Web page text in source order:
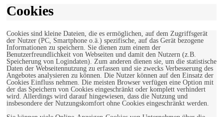
Cookies
Cookies sind kleine Dateien, die es ermöglichen, auf dem Zugriffsgerät
der Nutzer (PC, Smartphone o.ä.) spezifische, auf das Gerät bezogene
Informationen zu speichern. Sie dienen zum einem der
Benutzerfreundlichkeit von Webseiten und damit den Nutzern (z.B.
Speicherung von Logindaten). Zum anderen dienen sie, um die statistische
Daten der Webseitennutzung zu erfassen und sie zwecks Verbesserung des
Angebotes analysieren zu können. Die Nutzer können auf den Einsatz der
Cookies Einfluss nehmen. Die meisten Browser verfügen eine Option mit
der das Speichern von Cookies eingeschränkt oder komplett verhindert
wird. Allerdings wird darauf hingewiesen, dass die Nutzung und
insbesondere der Nutzungskomfort ohne Cookies eingeschränkt werden.